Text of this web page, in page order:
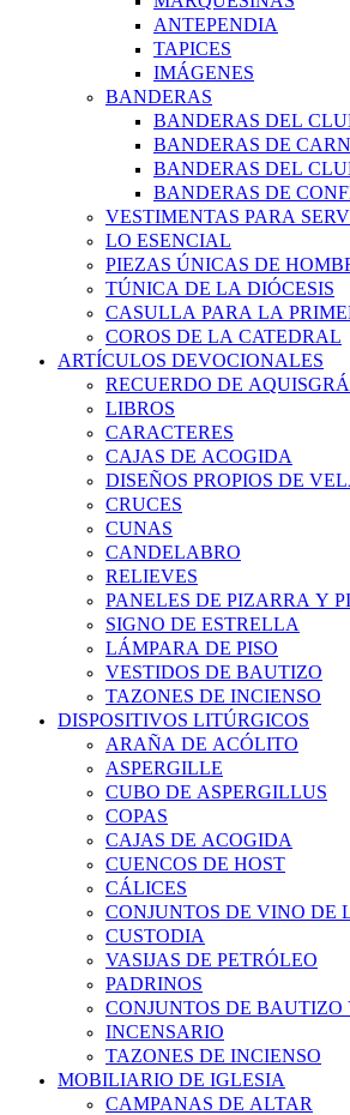
ANTEPENDIA
TAPICES
IMÁGENES
BANDERAS
BANDERAS DEL
BANDERAS DE
BANDERAS DEL
BANDERAS DE
VESTIMENTAS PARA
LO ESENCIAL
PIEZAS ÚNICAS DE
TÚNICA DE LA DIÓCESIS
CASULLA PARA LA
COROS DE LA CATEDRAL
ARTÍCULOS DEVOCIONALES
RECUERDO DE
LIBROS
CARACTERES
CAJAS DE ACOGIDA
DISEÑOS PROPIOS DE
CRUCES
CUNAS
CANDELABRO
RELIEVES
PANELES DE PIZARRA Y
SIGNO DE ESTRELLA
LÁMPARA DE PISO
VESTIDOS DE BAUTIZO
TAZONES DE INCIENSO
DISPOSITIVOS LITÚRGICOS
ARAÑA DE ACÓLITO
ASPERGILLE
CUBO DE ASPERGILLUS
COPAS
CAJAS DE ACOGIDA
CUENCOS DE HOST
CÁLICES
CONJUNTOS DE VINO DE
CUSTODIA
VASIJAS DE PETRÓLEO
PADRINOS
CONJUNTOS DE BAUTIZO
INCENSARIO
TAZONES DE INCIENSO
MOBILIARIO DE IGLESIA
CAMPANAS DE ALTAR